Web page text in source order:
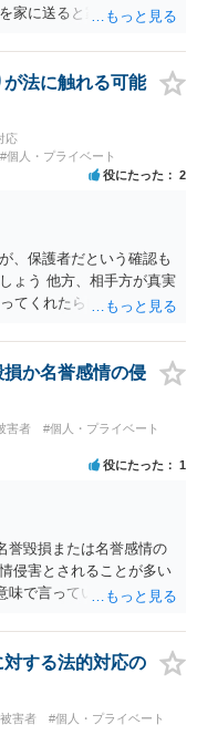
家に送ると家族に不貞行
われます。
法に触れる可能
応
#個人・プライベート
役にたった 2
、保護者だという確認も
ょう 他方、相手方が真実
てくれたら自慰行為など
て欲しい、などの要望を
ネーを送信してしまいま
雰囲気の写真を交換して
言われたので教えたりと
とりは、青少年条例違反
と知らなくても処罰可
か名誉感情の侵
害者
#個人・プライベート
役にたった 1
誉毀損または名誉感情の
侵害とされることが多い
味で言っている点も加味
する法的対応の
害者 #個人・プライベート